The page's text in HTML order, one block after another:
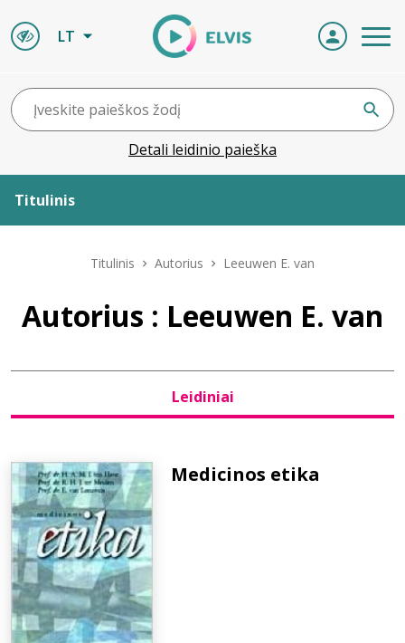
LT
Detali leidinio paieška
Titulinis
Leidiniai
D.U.K.
Titulinis Autorius Leeuwen E. van
Autorius : Leeuwen E. van
Leidiniai
Medicinos etika